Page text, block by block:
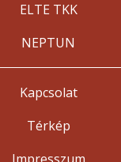
ELTE TKK
NEPTUN
Kapcsolat
Térkép